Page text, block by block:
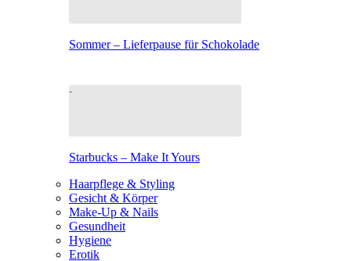
Sommer – Lieferpause für Schokolade
Starbucks – Make It Yours
Haarpflege & Styling
Gesicht & Körper
Make-Up & Nails
Gesundheit
Hygiene
Erotik